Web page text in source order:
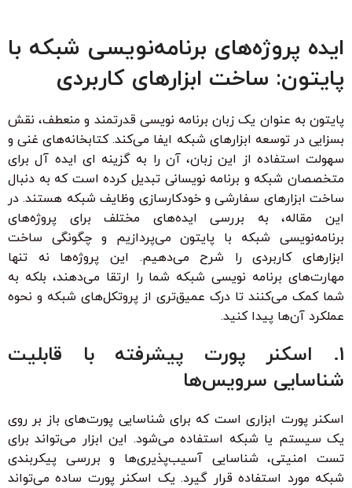
ایده پروژه‌های برنامه‌نویسی شبکه با
پایتون: ساخت ابزارهای کاربردی
پایتون به عنوان یک زبان برنامه نویسی قدرتمند و منعطف، نقش
بسزایی در توسعه ابزارهای شبکه ایفا می‌کند. کتابخانه‌های غنی و
سهولت استفاده از این زبان، آن را به گزینه ای ایده آل برای
متخصصان شبکه و برنامه نویسانی تبدیل کرده است که به دنبال
ساخت ابزارهای سفارشی و خودکارسازی وظایف شبکه هستند. در
این مقاله، به بررسی ایده‌های مختلف برای پروژه‌های
برنامه‌نویسی شبکه با پایتون می‌پردازیم و چگونگی ساخت
ابزارهای کاربردی را شرح می‌دهیم. این پروژه‌ها نه تنها
مهارت‌های برنامه نویسی شبکه شما را ارتقا می‌دهند، بلکه به
شما کمک می‌کنند تا درک عمیق‌تری از پروتکل‌های شبکه و نحوه
عملکرد آن‌ها پیدا کنید.
1. اسکنر پورت پیشرفته با قابلیت
شناسایی سرویس‌ها
اسکنر پورت ابزاری است که برای شناسایی پورت‌های باز بر روی
یک سیستم یا شبکه استفاده می‌شود. این ابزار می‌تواند برای
تست امنیتی، شناسایی آسیب‌پذیری‌ها و بررسی پیکربندی
شبکه مورد استفاده قرار گیرد. یک اسکنر پورت ساده می‌تواند